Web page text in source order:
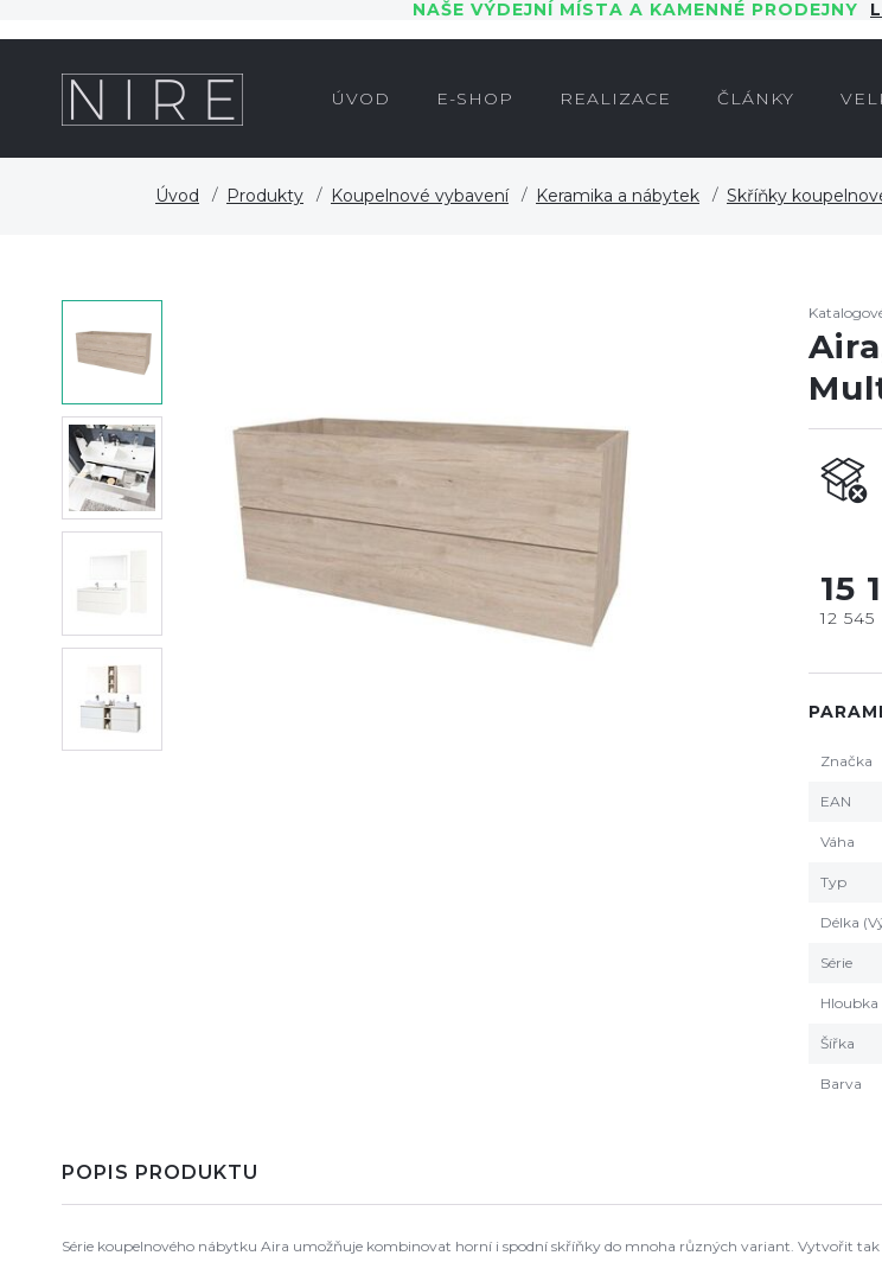
NAŠE VÝDEJNÍ MÍSTA A KAMENNÉ PRODEJNY
ÚVOD E-SHOP REALIZACE ČLÁNKY
Úvod Produkty Koupelnové vybavení Keramika a nábytek Skříňky
15
12
Značka
EAN
Váha
Typ
Délka
Série
Hloubka
Šířka
Barva
POPIS PRODUKTU
Série koupelnového nábytku Aira umožňuje kombinovat horní i spodní skříňky do mnoha různých variant. Vytvořit